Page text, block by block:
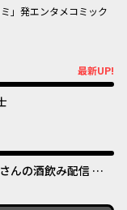
」発エンタメコミック
最新UP!
オリジナル
んの酒飲み配信 ～
らな!?～